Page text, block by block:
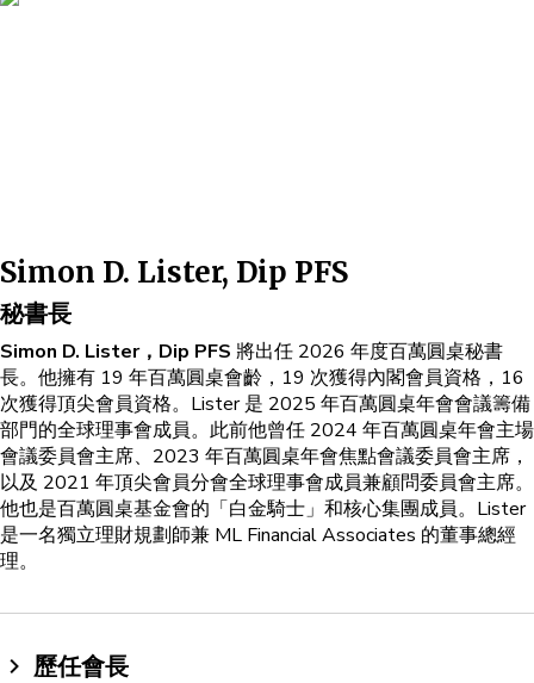
Simon D. Lister, Dip PFS
秘書長
Simon D. Lister，Dip PFS 將出任 2026 年度百萬圓桌秘書
長。他擁有 19 年百萬圓桌會齡，19 次獲得內閣會員資格，16
次獲得頂尖會員資格。Lister 是 2025 年百萬圓桌年會會議籌備
部門的全球理事會成員。此前他曾任 2024 年百萬圓桌年會主場
會議委員會主席、2023 年百萬圓桌年會焦點會議委員會主席，
以及 2021 年頂尖會員分會全球理事會成員兼顧問委員會主席。
他也是百萬圓桌基金會的「白金騎士」和核心集團成員。Lister
是一名獨立理財規劃師兼 ML Financial Associates 的董事總經
理。
歷任會長